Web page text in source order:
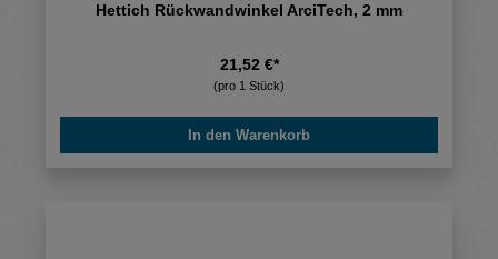
Hettich Rückwandwinkel ArciTech, 2 mm
21,52 €*
(pro 1 Stück)
In den Warenkorb